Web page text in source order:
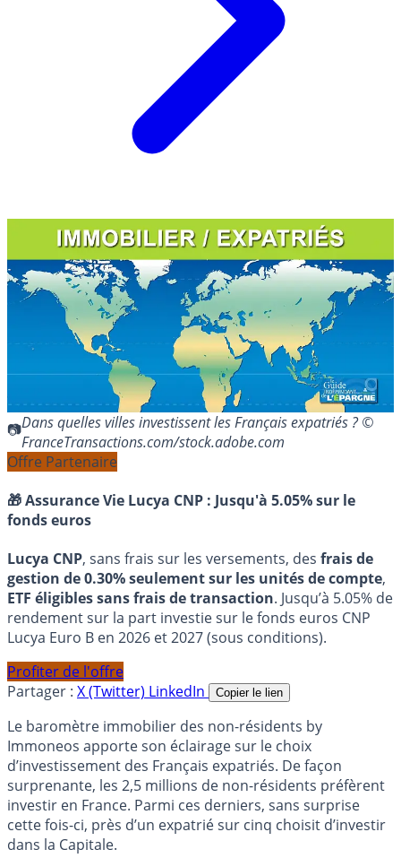
Dans quelles villes investissent les Français expatriés ? ©
FranceTransactions.com/stock.adobe.com
Offre Partenaire
🎁 Assurance Vie Lucya CNP : Jusqu'à 5.05% sur le
fonds euros
Lucya CNP, sans frais sur les versements, des frais de
gestion de 0.30% seulement sur les unités de compte,
ETF éligibles sans frais de transaction. Jusqu’à 5.05% de
rendement sur la part investie sur le fonds euros CNP
Lucya Euro B en 2026 et 2027 (sous conditions).
Profiter de l'offre
Partager : X (Twitter) LinkedIn Copier le lien
Le baromètre immobilier des non-résidents by
Immoneos apporte son éclairage sur le choix
d’investissement des Français expatriés. De façon
surprenante, les 2,5 millions de non-résidents préfèrent
investir en France. Parmi ces derniers, sans surprise
cette fois-ci, près d’un expatrié sur cinq choisit d’investir
dans la Capitale.